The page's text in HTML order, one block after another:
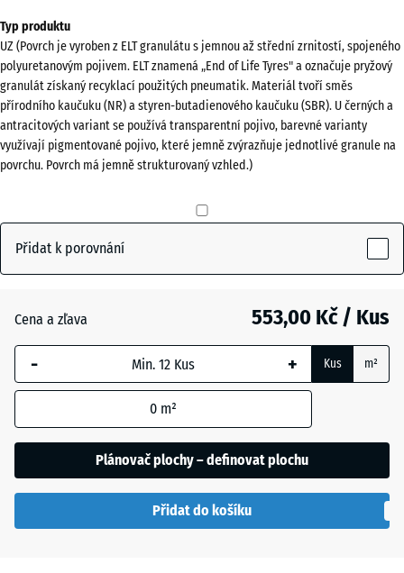
Zobrazit
paletu
barev
Travní
zelená(active)
Břidlicová
Cihlově
červená
pro
dopravu
540
x
540
x
60
Vybraný
rozměr s
se používá
v údajích o
uvedeno
50
Typ produktu
UZ (Povrch je vyroben z ELT granulátu s jemnou až střední zrnitostí, spojeného
polyuretanovým pojivem. ELT znamená „End of Life Tyres" a označuje pryžový
granulát získaný recyklací použitých pneumatik. Materiál tvoří směs
přírodního kaučuku (NR) a styren-butadienového kaučuku (SBR). U černých a
antracitových variant se používá transparentní pojivo, barevné varianty
využívají pigmentované pojivo, které jemně zvýrazňuje jednotlivé granule na
povrchu. Povrch má jemně strukturovaný vzhled.)
Přidat k porovnání
Cena a zľava 553,00 Kč / Kus
- + Kus m²
0 m²
Plánovač plochy – definovat plochu
Přidat do košíku